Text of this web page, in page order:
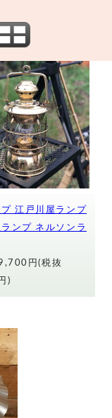
江戸川屋ランプ
ンプ ネルソンラ
円(税抜
)